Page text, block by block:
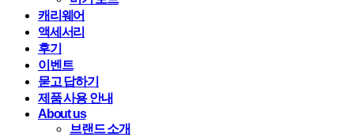
캐리웨어
액세서리
후기
이벤트
묻고 답하기
제품 사용 안내
About us
브랜드 소개